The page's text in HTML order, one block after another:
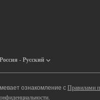
Россия - Русский
ознакомление с Правилами
.